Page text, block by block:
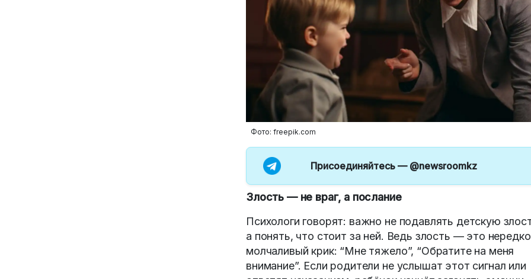
Фото: freepik.com
Присоединяйтесь — @newsroomkz
Злость — не враг, а послание
Психологи говорят: важно не подавлять детскую
а понять, что стоит за ней. Ведь злость — это нередко
молчаливый крик: “Мне тяжело”, “Обратите на меня
внимание”. Если родители не услышат этот сигнал или